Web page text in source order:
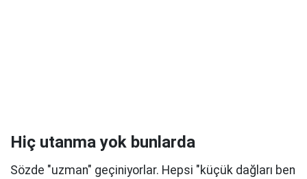
Hiç utanma yok bunlarda
Sözde "uzman" geçiniyorlar. Hepsi "küçük dağları ben